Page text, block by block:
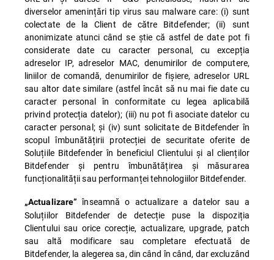
diverselor amenințări tip virus sau malware care: (i) sunt
colectate de la Client de către Bitdefender; (ii) sunt
anonimizate atunci când se știe că astfel de date pot fi
considerate date cu caracter personal, cu excepția
adreselor IP, adreselor MAC, denumirilor de computere,
liniilor de comandă, denumirilor de fișiere, adreselor URL
sau altor date similare (astfel încât să nu mai fie date cu
caracter personal în conformitate cu legea aplicabilă
privind protecția datelor); (iii) nu pot fi asociate datelor cu
caracter personal; și (iv) sunt solicitate de Bitdefender în
scopul îmbunătățirii protecției de securitate oferite de
Soluțiile Bitdefender în beneficiul Clientului și al clienților
Bitdefender și pentru îmbunătățirea și măsurarea
funcționalității sau performanței tehnologiilor Bitdefender.
„Actualizare” înseamnă o actualizare a datelor sau a
Soluțiilor Bitdefender de detecție puse la dispoziția
Clientului sau orice corecție, actualizare, upgrade, patch
sau altă modificare sau completare efectuată de
Bitdefender, la alegerea sa, din când în când, dar excluzând